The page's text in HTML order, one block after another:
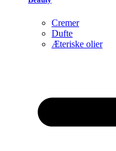
Cremer
Dufte
Æteriske olier